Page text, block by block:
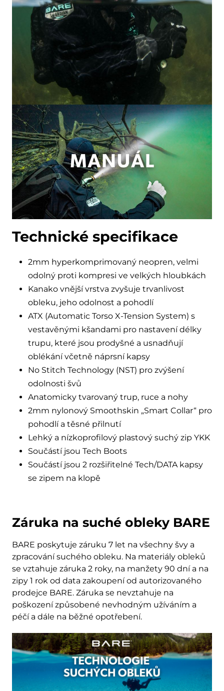
Technické specifikace
2mm hyperkomprimovaný neopren, velmi
odolný proti kompresi ve velkých hloubkách
Kanako vnější vrstva zvyšuje trvanlivost
obleku, jeho odolnost a pohodlí
ATX (Automatic Torso X-Tension System) s
vestavěnými kšandami pro nastavení délky
trupu, které jsou prodyšné a usnadňují
oblékání včetně náprsní kapsy
No Stitch Technology (NST) pro zvýšení
odolnosti švů
Anatomicky tvarovaný trup, ruce a nohy
2mm nylonový Smoothskin „Smart Collar“ pro
pohodlí a těsné přilnutí
Lehký a nízkoprofilový plastový suchý zip YKK
Součástí jsou Tech Boots
Součástí jsou 2 rozšiřitelné Tech/DATA kapsy
se zipem na klopě
Záruka na suché obleky BARE
BARE poskytuje záruku 7 let na všechny švy a
zpracování suchého obleku. Na materiály obleků
se vztahuje záruka 2 roky, na manžety 90 dní a na
zipy 1 rok od data zakoupení od autorizovaného
prodejce BARE. Záruka se nevztahuje na
poškození způsobené nevhodným užíváním a
péčí a dále na běžné opotřebení.